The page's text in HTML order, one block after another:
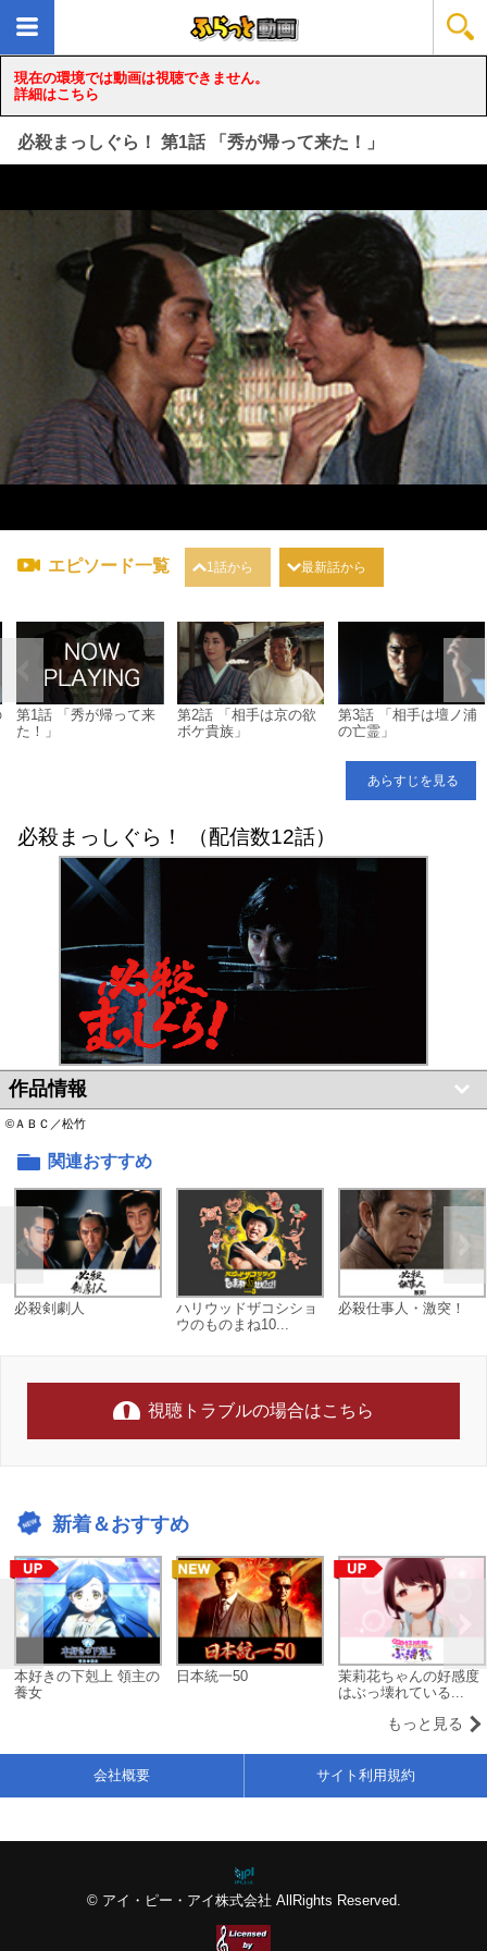
現在の環境では動画は視聴できません。
詳細はこちら
必殺まっしぐら！ 第1話 「秀が帰って来た！」
loading...
エピソード一覧 1話から 最新話から
第1話 「秀が帰って来
た！」
第2話 「相手は京の欲
ボケ貴族」
第3話 「相手は壇ノ浦
の亡霊」
あらすじを見る
必殺まっしぐら！ （配信数12話）
作品情報
©ＡＢＣ／松竹
関連おすすめ
必殺剣劇人
ハリウッドザコシショ
ウのものまね10...
必殺仕事人・激突！
視聴トラブルの場合はこちら
新着＆おすすめ
本好きの下剋上 領主の
養女
日本統一50
茉莉花ちゃんの好感度
はぶっ壊れている...
もっと見る
© アイ・ピー・アイ株式会社 AllRights Reserved.
会社概要 サイト利用規約